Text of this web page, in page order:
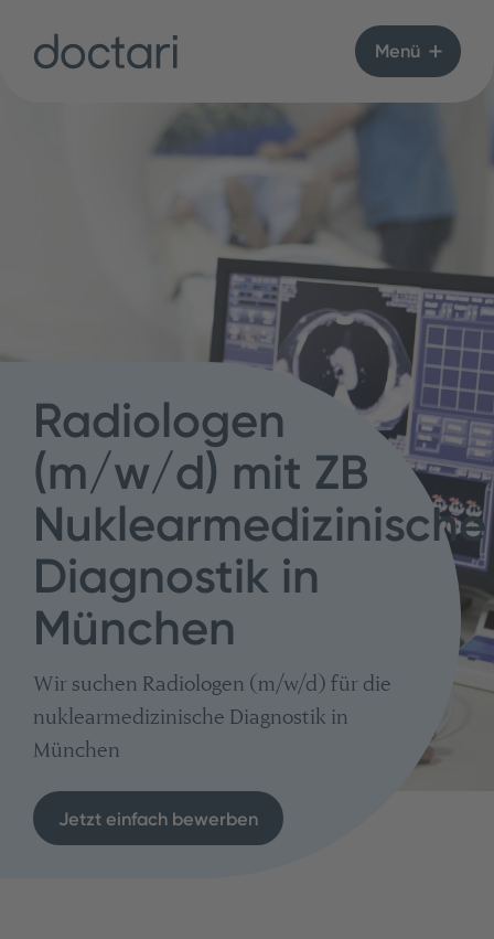
Menü
Radiologen
(m/w/d) mit ZB
Nuklearmedizinische
Diagnostik in
München
Wir suchen Radiologen (m/w/d) für die
nuklearmedizinische Diagnostik in
München
Jetzt einfach bewerben